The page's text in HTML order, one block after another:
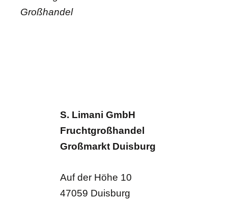
S. Limani GmbH
Fruchtgroßhandel
Großmarkt Duisburg
Auf der Höhe 10
47059 Duisburg